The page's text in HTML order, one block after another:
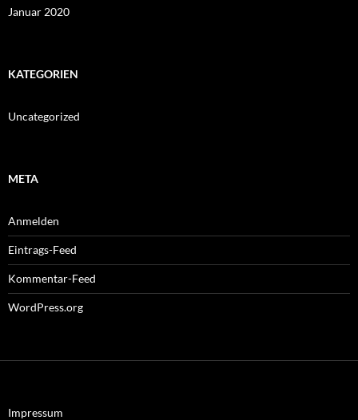
Januar 2020
KATEGORIEN
Uncategorized
META
Anmelden
Eintrags-Feed
Kommentar-Feed
WordPress.org
Impressum